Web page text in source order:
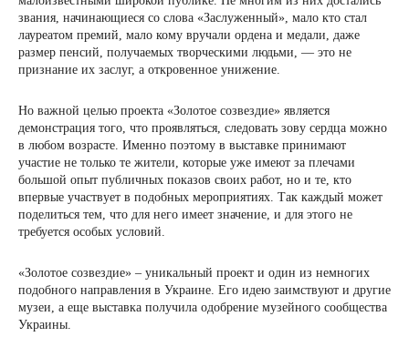
звания, начинающиеся со слова «Заслуженный», мало кто стал
лауреатом премий, мало кому вручали ордена и медали, даже
размер пенсий, получаемых творческими людьми, — это не
признание их заслуг, а откровенное унижение.
Но важной целью проекта «Золотое созвездие» является
демонстрация того, что проявляться, следовать зову сердца можно
в любом возрасте. Именно поэтому в выставке принимают
участие не только те жители, которые уже имеют за плечами
большой опыт публичных показов своих работ, но и те, кто
впервые участвует в подобных мероприятиях. Так каждый может
поделиться тем, что для него имеет значение, и для этого не
требуется особых условий.
«Золотое созвездие» – уникальный проект и один из немногих
подобного направления в Украине. Его идею заимствуют и другие
музеи, а еще выставка получила одобрение музейного сообщества
Украины.